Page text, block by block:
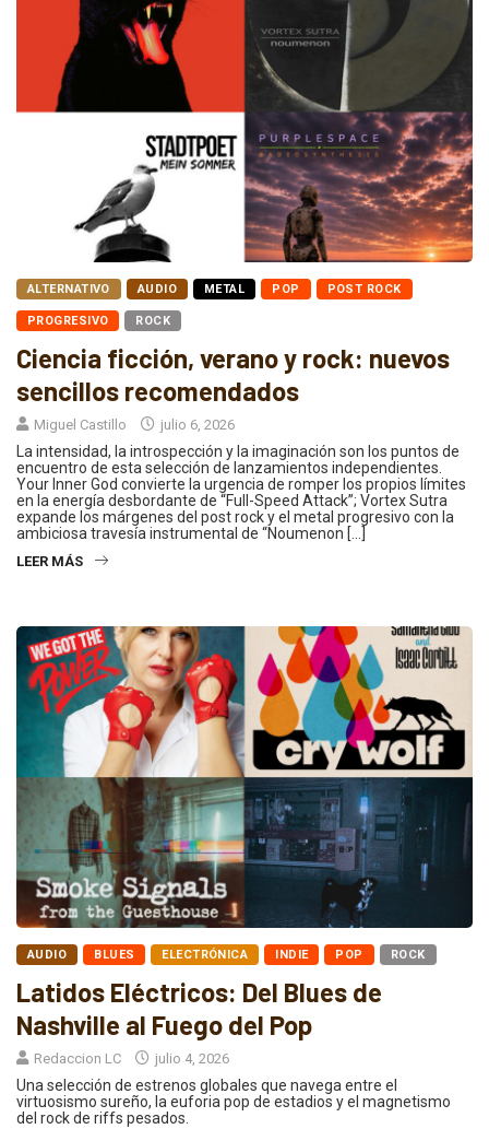
ALTERNATIVO AUDIO METAL POP POST ROCK
PROGRESIVO ROCK
Ciencia ficción, verano y rock: nuevos
sencillos recomendados
Miguel Castillo julio 6, 2026
La intensidad, la introspección y la imaginación son los puntos de
encuentro de esta selección de lanzamientos independientes.
Your Inner God convierte la urgencia de romper los propios límites
en la energía desbordante de “Full-Speed Attack”; Vortex Sutra
expande los márgenes del post rock y el metal progresivo con la
ambiciosa travesía instrumental de “Noumenon […]
LEER MÁS
AUDIO BLUES ELECTRÓNICA INDIE POP ROCK
Latidos Eléctricos: Del Blues de
Nashville al Fuego del Pop
Redaccion LC julio 4, 2026
Una selección de estrenos globales que navega entre el
virtuosismo sureño, la euforia pop de estadios y el magnetismo
del rock de riffs pesados.